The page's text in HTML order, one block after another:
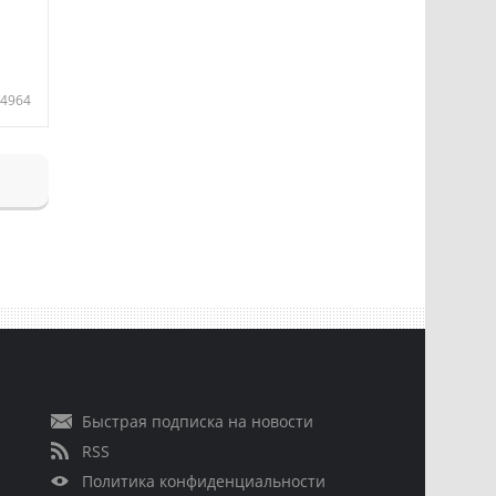
4964
Быстрая подписка на новости
RSS
Политика конфиденциальности